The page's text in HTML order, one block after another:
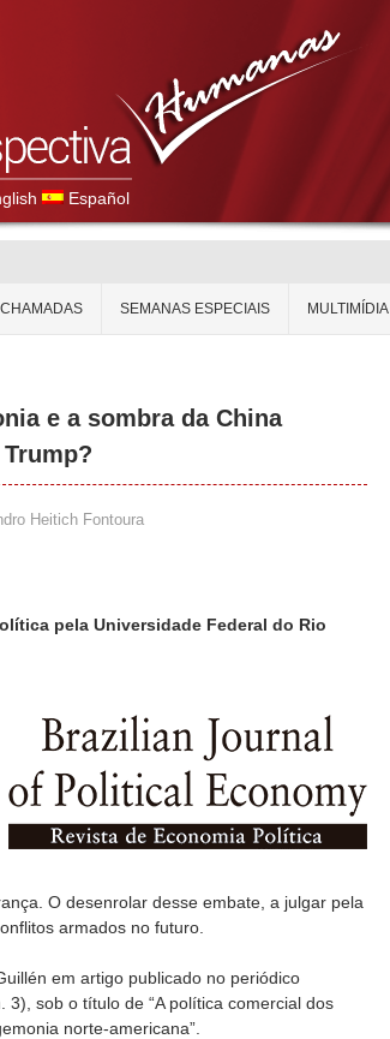
Español
CHAMADAS SEMANAS ESPECIAIS MULTIMÍDIA
e a sombra da China
Heitich Fontoura
pela Universidade Federal do Rio
O desenrolar desse embate, a julgar pela
armados no futuro.
em artigo publicado no periódico
3), sob o título de “A política comercial dos
norte-americana”.